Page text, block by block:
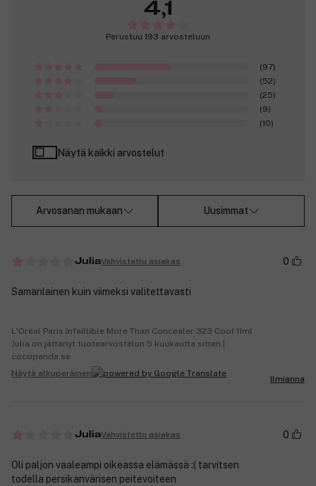
4,1
Perustuu 193 arvosteluun
(97)
(52)
(25)
(9)
(10)
Näytä kaikki arvostelut
Arvosanan mukaan Uusimmat
JuliaVahvistettu asiakas 0
Samanlainen kuin viimeksi valitettavasti
L'Oréal Paris Infaillible More Than Concealer 323 Cool 11ml
Julia on jättänyt tuotearvostelun 5 kuukautta sitten |
cocopanda.se
Näytä alkuperäinen
Ilmianna
JuliaVahvistettu asiakas 0
Oli paljon vaaleampi oikeassa elämässä :( tarvitsen
todella persikanvärisen peitevoiteen